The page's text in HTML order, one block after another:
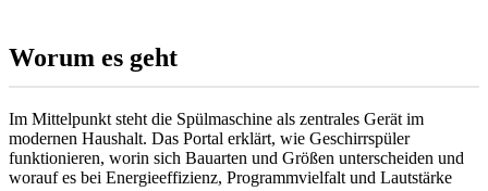
Worum es geht
Im Mittelpunkt steht die Spülmaschine als zentrales Gerät im
modernen Haushalt. Das Portal erklärt, wie Geschirrspüler
funktionieren, worin sich Bauarten und Größen unterscheiden und
worauf es bei Energieeffizienz, Programmvielfalt und Lautstärke